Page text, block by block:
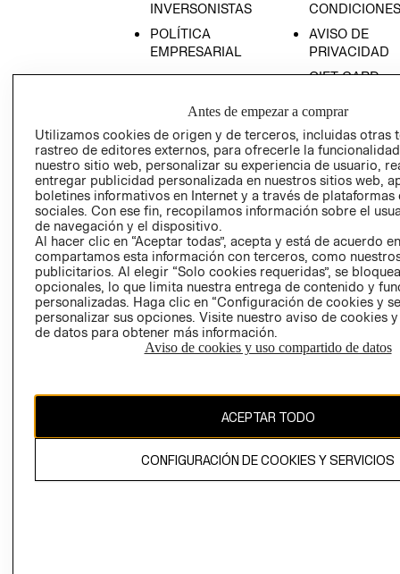
INVERSONISTAS
POLÍTICA
EMPRESARIAL
CONDICIONES
AVISO DE
PRIVACIDAD
GIFT CARD
COOKIES
LIBRO DE
Ecuador ($)
CAMBIAR REGIÓN
El contenido de esta página web está protegido por copyright y es
propiedad de H&M Hennes & Mauritz AB.
NACIDO
Antes de empezar a comprar
Utilizamos cookies de origen y de terceros, incluidas otras
rastreo de editores externos, para ofrecerle la
nuestro sitio web, personalizar su experiencia de usuario,
entregar publicidad personalizada en nuestros sitios web,
boletines informativos en Internet y a través de plataformas
sociales. Con ese fin, recopilamos información sobre el
de navegación y el dispositivo.
Al hacer clic en “Aceptar todas”, acepta y está de acuerdo
compartamos esta información con terceros, como
publicitarios. Al elegir “Solo cookies requeridas”, se
opcionales, lo que limita nuestra entrega de contenido y
personalizadas. Haga clic en “Configuración de cookies y
personalizar sus opciones. Visite nuestro aviso de cookies
de datos para obtener más información.
Aviso de cookies y uso compartido de datos
ACEPTAR TODO
CONFIGURACIÓN DE COOKIES Y SERVICIOS